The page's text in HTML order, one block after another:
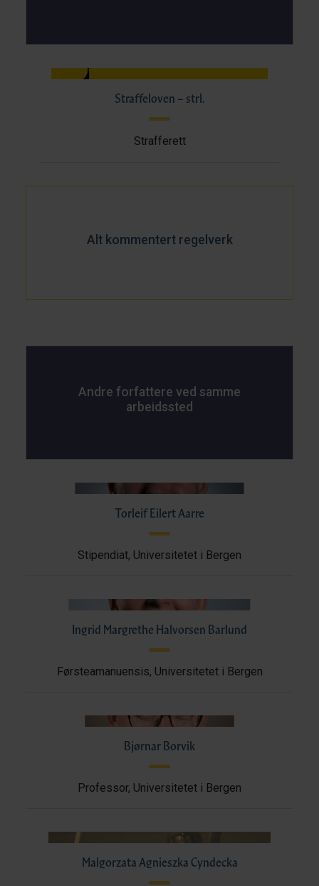
Straffeloven – strl.
Strafferett
Alt kommentert regelverk
Andre forfattere ved samme
arbeidssted
Torleif Eilert Aarre
Stipendiat, Universitetet i Bergen
Ingrid Margrethe Halvorsen Barlund
Førsteamanuensis, Universitetet i Bergen
Bjørnar Borvik
Professor, Universitetet i Bergen
Malgorzata Agnieszka Cyndecka